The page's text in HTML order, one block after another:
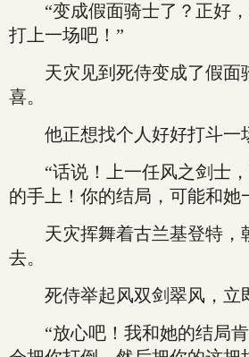
“变成假面骑士了？正好，
打上一场吧！”
天灾见到死侍变成了假面
喜。
他正想找个人好好打斗一
“话说！上一任风之剑士，
的手上！你的结局，可能和她
天灾挥舞着古兰基登特，
去。
死侍举起风双剑翠风，立
“放心吧！我和她的结局肯